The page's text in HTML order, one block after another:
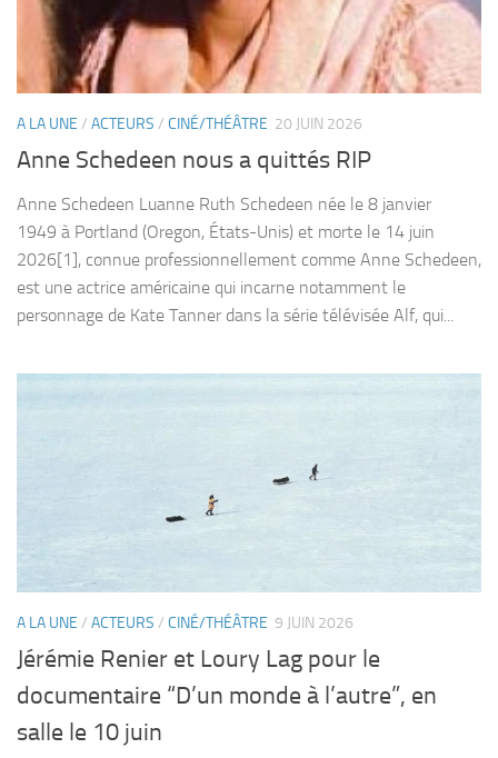
A LA UNE / ACTEURS / CINÉ/THÉÂTRE 20 JUIN 2026
Anne Schedeen nous a quittés RIP
Anne Schedeen Luanne Ruth Schedeen née le 8 janvier
1949 à Portland (Oregon, États-Unis) et morte le 14 juin
2026[1], connue professionnellement comme Anne Schedeen,
est une actrice américaine qui incarne notamment le
personnage de Kate Tanner dans la série télévisée Alf, qui...
A LA UNE / ACTEURS / CINÉ/THÉÂTRE 9 JUIN 2026
Jérémie Renier et Loury Lag pour le
documentaire “D’un monde à l’autre”, en
salle le 10 juin